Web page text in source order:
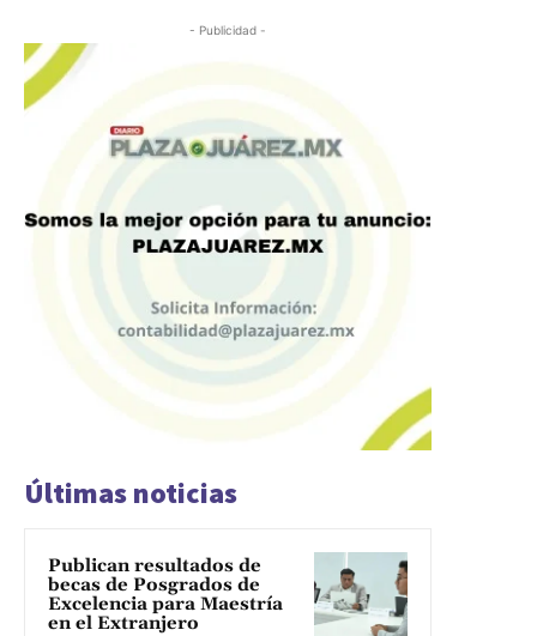
- Publicidad -
Últimas noticias
Publican resultados de
becas de Posgrados de
Excelencia para Maestría
en el Extranjero